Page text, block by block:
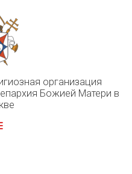
организация
Божией Матери в